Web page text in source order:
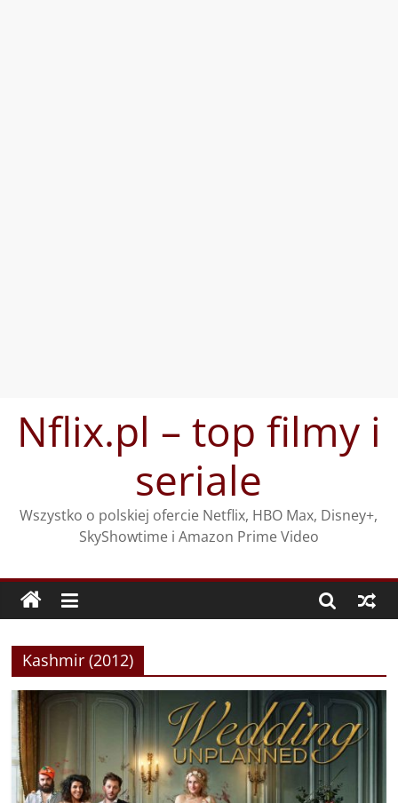
treściNflix.pl – top filmy i
seriale
Wszystko o polskiej ofercie Netflix, HBO Max, Disney+,
SkyShowtime i Amazon Prime Video
Kashmir (2012)